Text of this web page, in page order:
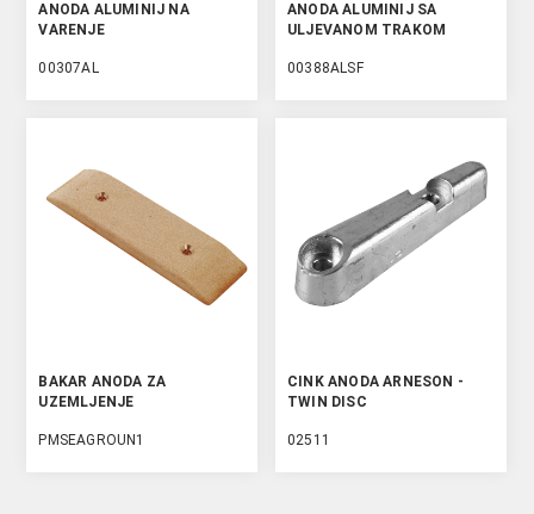
ANODA ALUMINIJ NA
VARENJE
00307AL
ANODA ALUMINIJ SA
ULJEVANOM TRAKOM
00388ALSF
BAKAR ANODA ZA
UZEMLJENJE
PMSEAGROUN1
CINK ANODA ARNESON -
TWIN DISC
02511